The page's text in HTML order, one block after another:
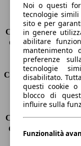
Sedili
Carico sul
Capacità di traino
Capacità di traino
Volume del
Consumi
Emissioni di CO2*
Consumo (urbano)
Consumo (extra-
Consumo
Noi o questi
tecnologie
sito e per
in genere
abilitare
mantenimento
preferenze
tecnologie
disabilitato.
questi cookie
blocco di
influire sulla
Funzionalità